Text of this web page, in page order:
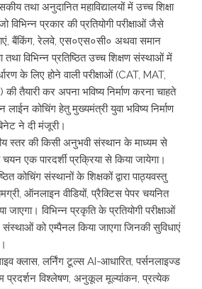
तथा अनुदानित महाविद्यालयों में उच्च शिक्षा
विभिन्न प्रकार की प्रतियोगी परीक्षाओं जैसे
बैंकिंग, रेलवे, एस०एस०सी० अथवा समान
तथा विभिन्न प्रतिष्ठित उच्च शिक्षण संस्थाओं में
के लिए होने वाली परीक्षाओं (CAT, MAT,
तैयारी कर अपना भविष्य निर्माण करना चाहते
कोचिंग हेतु मुख्यमंत्री युवा भविष्य निर्माण
ने दी मंजूरी।
स्तर की किसी अनुभवी संस्थान के माध्यम से
एक पारदर्शी प्रक्रिया से किया जायेगा।
कोचिंग संस्थानों के शिक्षकों द्वारा पाठ्यवस्तु
ऑनलाइन वीडियों, प्रैक्टिस पेपर चयनित
जाएगा। विभिन्न प्रकृति के प्रतियोगी परीक्षाओं
संस्थाओं को एम्पैनल किया जाएगा जिनकी सुविधाएं
क्लास, लर्निंग टूल्स AI-आधारित, पर्सनलाइज्ड
प्रदर्शन विश्लेषण, अनुकूल मूल्यांकन, प्रत्येक